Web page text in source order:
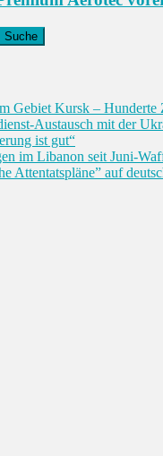
Gebiet Kursk –
Austausch mit der
ist gut“
im Libanon seit Juni-
Attentatspläne” auf